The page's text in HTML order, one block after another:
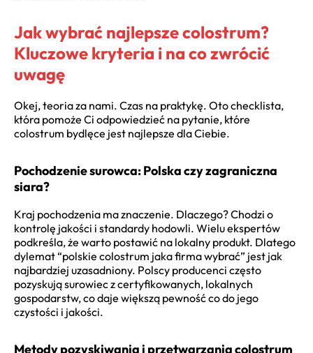
Jak wybrać najlepsze colostrum?
Kluczowe kryteria i na co zwrócić
uwagę
Okej, teoria za nami. Czas na praktykę. Oto checklista,
która pomoże Ci odpowiedzieć na pytanie, które
colostrum bydlęce jest najlepsze dla Ciebie.
Pochodzenie surowca: Polska czy zagraniczna
siara?
Kraj pochodzenia ma znaczenie. Dlaczego? Chodzi o
kontrolę jakości i standardy hodowli. Wielu ekspertów
podkreśla, że warto postawić na lokalny produkt. Dlatego
dylemat “polskie colostrum jaka firma wybrać” jest jak
najbardziej uzasadniony. Polscy producenci często
pozyskują surowiec z certyfikowanych, lokalnych
gospodarstw, co daje większą pewność co do jego
czystości i jakości.
Metody pozyskiwania i przetwarzania colostrum